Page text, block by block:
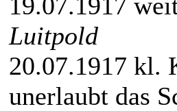
Luitpold
20.07.1917 kl.
unerlaubt das